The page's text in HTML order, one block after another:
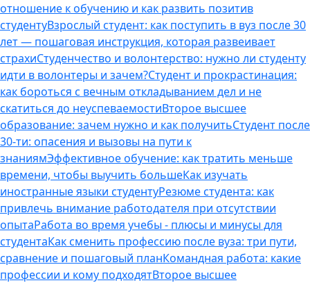
отношение к обучению и как развить позитив
студентуВзрослый студент: как поступить в вуз после 30
лет — пошаговая инструкция, которая развеивает
страхиСтуденчество и волонтерство: нужно ли cтуденту
идти в волонтеры и зачем?Студент и прокрастинация:
как бороться с вечным откладыванием дел и не
скатиться до неуспеваемостиВторое высшее
образование: зачем нужно и как получитьСтудент после
30-ти: опасения и вызовы на пути к
знаниямЭффективное обучение: как тратить меньше
времени, чтобы выучить большеКак изучать
иностранные языки студентуРезюме студента: как
привлечь внимание работодателя при отсутствии
опытаРабота во время учебы - плюсы и минусы для
студентаКак сменить профессию после вуза: три пути,
сравнение и пошаговый планКомандная работа: какие
профессии и кому подходятВторое высшее